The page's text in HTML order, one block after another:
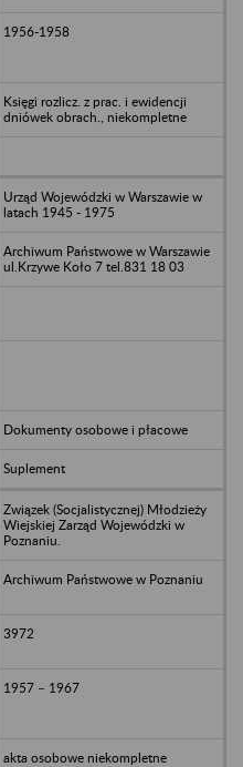
1956-1958
Księgi rozlicz. z prac. i ewidencji
dniówek obrach., niekompletne
Urząd Wojewódzki w Warszawie w
latach 1945 - 1975
Archiwum Państwowe w Warszawie
ul.Krzywe Koło 7 tel.831 18 03
Dokumenty osobowe i płacowe
Suplement
Związek (Socjalistycznej) Młodzieży
Wiejskiej Zarząd Wojewódzki w
Poznaniu.
Archiwum Państwowe w Poznaniu
3972
1957 – 1967
akta osobowe niekompletne